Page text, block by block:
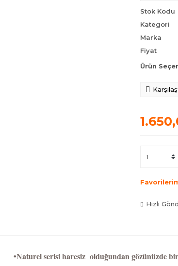
Stok Kodu
Kategori
Marka
Fiyat
Ürün
Hızlı
•Naturel serisi haresiz olduğundan gözünüzde